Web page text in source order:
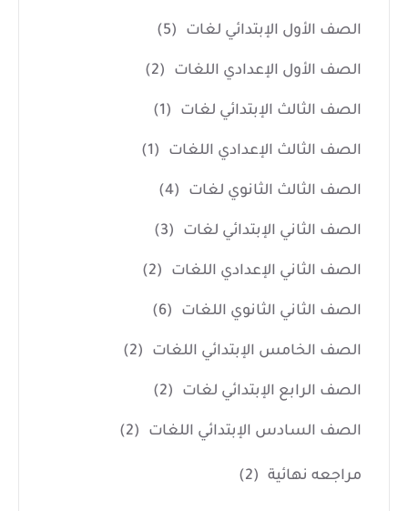
الصف الأول الإبتدائي لغات (5)
الصف الأول الإعدادي اللغات (2)
الصف الثالث الإبتدائي لغات (1)
الصف الثالث الإعدادي اللغات (1)
الصف الثالث الثانوي لغات (4)
الصف الثاني الإبتدائي لغات (3)
الصف الثاني الإعدادي اللغات (2)
الصف الثاني الثانوي اللغات (6)
الصف الخامس الإبتدائي اللغات (2)
الصف الرابع الإبتدائي لغات (2)
الصف السادس الإبتدائي اللغات (2)
مراجعه نهائية (2)